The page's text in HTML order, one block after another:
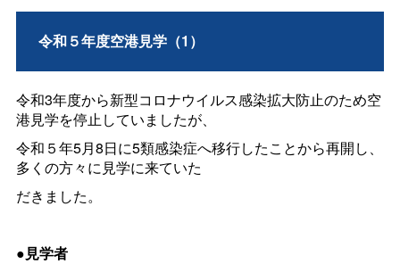
令和５年度空港見学（1）
令和3年度から新型コロナウイルス感染拡大防止のため空
港見学を停止していましたが、
令和５年5月8日に5類感染症へ移行したことから再開し、
多くの方々に見学に来ていた
だきました。
●見学者